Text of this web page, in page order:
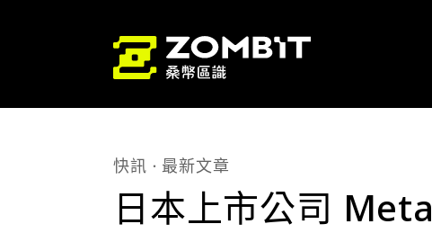
快訊 最新文章
日本上市公司